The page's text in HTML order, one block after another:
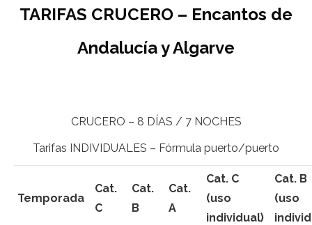
TARIFAS CRUCERO – Encantos de
Andalucía y Algarve
CRUCERO – 8 DÍAS / 7 NOCHES
Tarifas INDIVIDUALES – Fórmula puerto/puerto
Temporada
Cat.
C
Cat.
B
Cat.
A
Cat. C
(uso
individual)
Cat. B
(uso